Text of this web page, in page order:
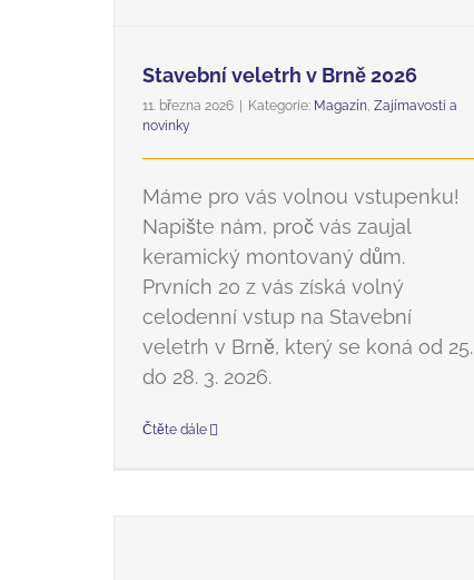
Stavební veletrh v Brně 2026
11. března 2026 Kategorie: Magazín, Zajímavosti a
novinky
Máme pro vás volnou vstupenku!
Napište nám, proč vás zaujal
keramický montovaný dům.
Prvních 20 z vás získá volný
celodenní vstup na Stavební
veletrh v Brně, který se koná od 25.
do 28. 3. 2026.
Čtěte dále